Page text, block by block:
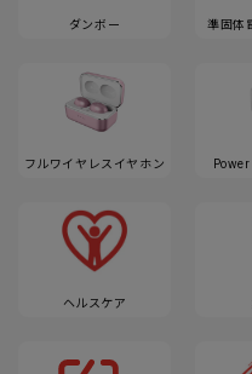
ダンボー 準固体
フルワイヤレスイヤホン
ヘルスケア